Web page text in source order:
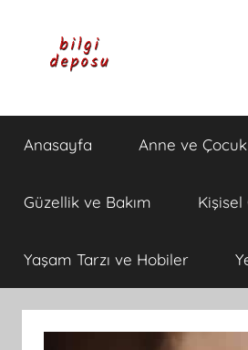
Bilgi
Deposu
Bilgi,
Günlük
Anasayfa Anne ve Çocuk
Güzellik ve Bakım Kişisel
Yaşam Tarzı ve Hobiler